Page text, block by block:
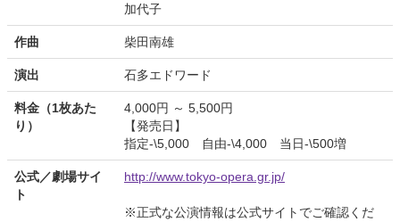
加代子
作曲 柴田南雄
演出 石多エドワード
料金（1枚あた
り）
4,000円 ～ 5,500円
【発売日】
指定-\5,000 自由-\4,000 当日-\500増
公式／劇場サイ
ト
http://www.tokyo-opera.gr.jp/
※正式な公演情報は公式サイトでご確認くだ